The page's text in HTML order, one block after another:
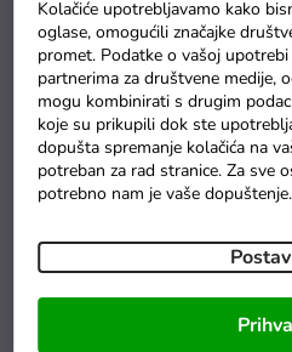
Kolačiće upotrebljavamo kako
oglase, omogućili značajke
promet. Podatke o vašoj
partnerima za društvene medije,
mogu kombinirati s drugim
koje su prikupili dok ste
dopušta spremanje kolačića na
potreban za rad stranice. Za sve
potrebno nam je vaše dopuštenje.
- punjač: 12V/1000mA
- baterije za daljinski upravljač:
- visina praga od tla: 10 cm
- udaljenost od kraja sjedala
- vrijeme punjenja: 8–10 sati
- brzina vozila: 3 do 6 km/h
- vrijeme vožnje: 1–2 sata
- težina auta: 12 kg
- maksimalna nosivost: 30 kg
- duljina: 91 cm